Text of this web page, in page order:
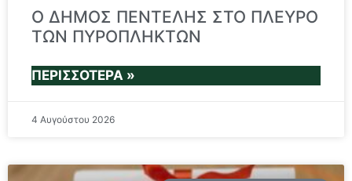
Ο ΔΗΜΟΣ ΠΕΝΤΕΛΗΣ ΣΤΟ ΠΛΕΥΡΟ
ΤΩΝ ΠΥΡΟΠΛΗΚΤΩΝ
ΠΕΡΙΣΣΌΤΕΡΑ »
4 Αυγούστου 2026